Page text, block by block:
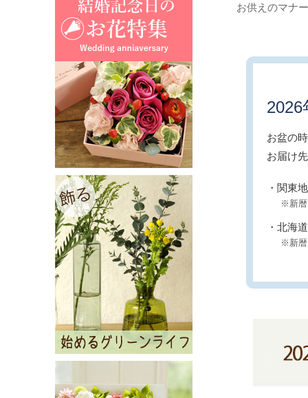
お供えのマナ
お盆の
お届け
・関東
※新暦
・北海
※新暦